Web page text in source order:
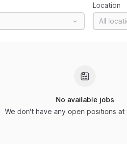
Location
All
No available jobs
We don't have any open positions at